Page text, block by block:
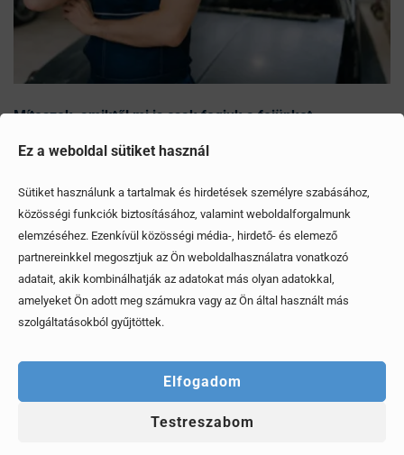
Ez a weboldal sütiket használ
Sütiket használunk a tartalmak és hirdetések személyre szabásához,
közösségi funkciók biztosításához, valamint weboldalforgalmunk
elemzéséhez. Ezenkívül közösségi média-, hirdető- és elemező
partnereinkkel megosztjuk az Ön weboldalhasználatra vonatkozó
adatait, akik kombinálhatják az adatokat más olyan adatokkal,
amelyeket Ön adott meg számukra vagy az Ön által használt más
szolgáltatásokból gyűjtöttek.
Elfogadom
Testreszabom
Mítoszok, amiktől mi is csak fogjuk a fejünket
Érdekel, elolvasom